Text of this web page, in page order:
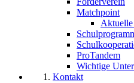
Matchpoint
ProTandem
Wichtige
Kontakt